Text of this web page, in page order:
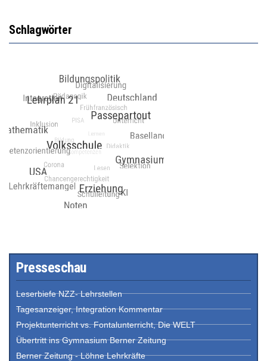
Schlagwörter
Presseschau
Leserbiefe NZZ- Lehrstellen
Tagesanzeiger, Integration Kommentar
Projektunterricht vs. Fontalunterricht, Die WELT
Übertritt ins Gymnasium Berner Zeitung
Berner Zeitung - Löhne Lehrkräfte